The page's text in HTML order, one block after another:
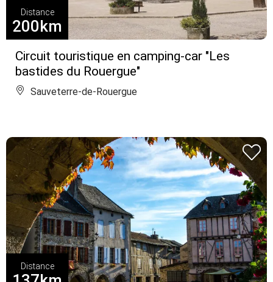
Circuit touristique en camping-car "Les
bastides du Rouergue"
Distance
200km
Sauveterre-de-Rouergue
Distance